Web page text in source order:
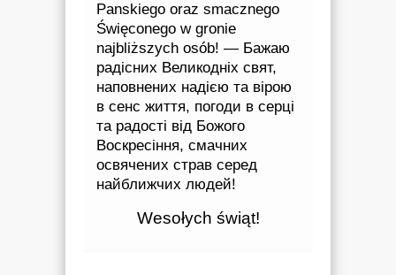
Panskiego oraz smacznego
Święconego w gronie
najbliższych osób! — Бажаю
радісних Великодніх свят,
наповнених надією та вірою
в сенс життя, погоди в серці
та радості від Божого
Воскресіння, смачних
освячених страв серед
найближчих людей!
Wesołych świąt!